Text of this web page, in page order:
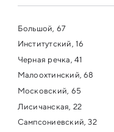
Большой, 67
Институтский, 16
Черная речка, 41
Малоохтинский, 68
Московский, 65
Лисичанская, 22
Сампсониевский, 32